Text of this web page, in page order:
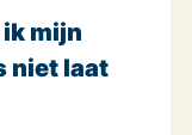
mijn
niet laat